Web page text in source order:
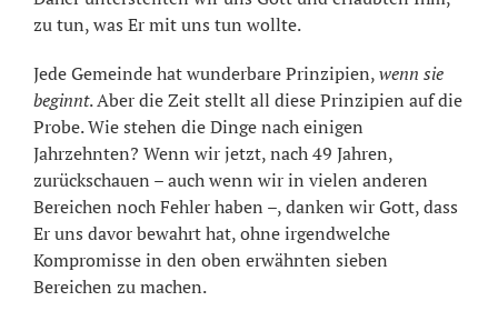
zu tun, was Er mit uns tun wollte.
Jede Gemeinde hat wunderbare Prinzipien,wenn sie
beginnt. Aber die Zeit stellt all diese Prinzipien auf die
Probe. Wie stehen die Dinge nach einigen
Jahrzehnten? Wenn wir jetzt, nach 49 Jahren,
zurückschauen – auch wenn wir in vielen anderen
Bereichen noch Fehler haben –, danken wir Gott, dass
Er uns davor bewahrt hat, ohne irgendwelche
Kompromisse in den oben erwähnten sieben
Bereichen zu machen.